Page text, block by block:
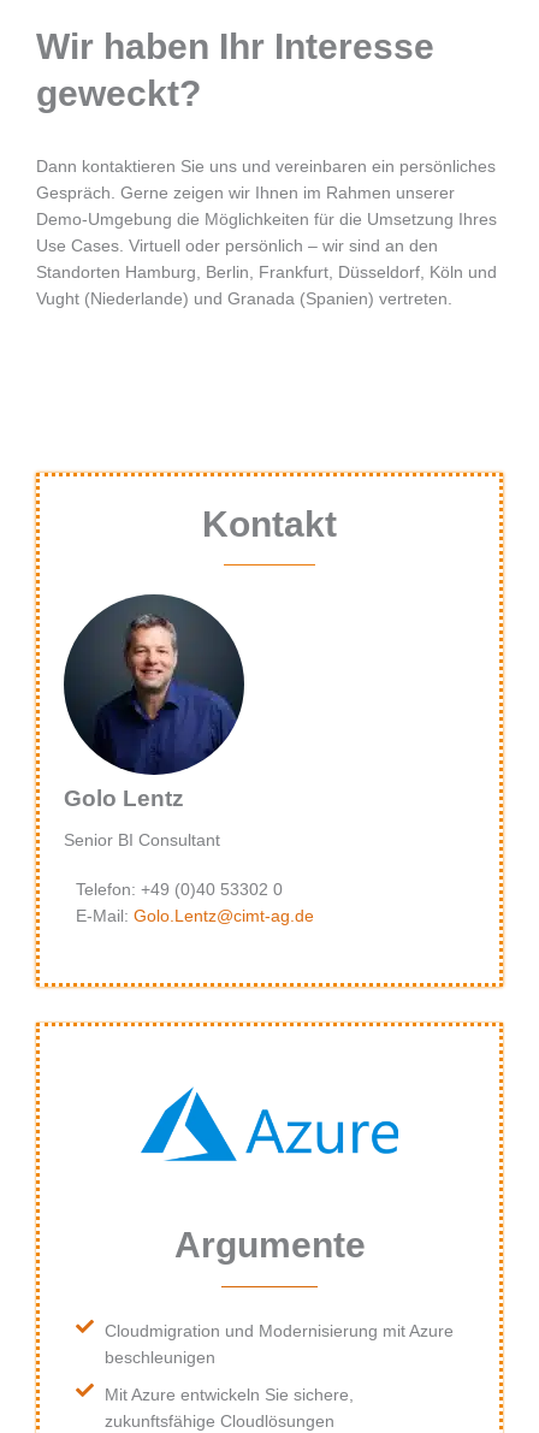
Wir haben Ihr Interesse
geweckt?
Dann kontaktieren Sie uns und vereinbaren ein persönliches
Gespräch. Gerne zeigen wir Ihnen im Rahmen unserer
Demo-Umgebung die Möglichkeiten für die Umsetzung Ihres
Use Cases. Virtuell oder persönlich – wir sind an den
Standorten Hamburg, Berlin, Frankfurt, Düsseldorf, Köln und
Vught (Niederlande) und Granada (Spanien) vertreten.
Kontakt
Golo Lentz
Senior BI Consultant
Telefon: +49 (0)40 53302 0
E-Mail: Golo.Lentz@cimt-ag.de
Argumente
Cloudmigration und Modernisierung mit Azure
beschleunigen
Mit Azure entwickeln Sie sichere,
zukunftsfähige Cloudlösungen